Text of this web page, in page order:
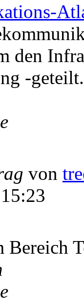
den
-
von
Bereich